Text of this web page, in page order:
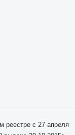
реестре с 27 апреля